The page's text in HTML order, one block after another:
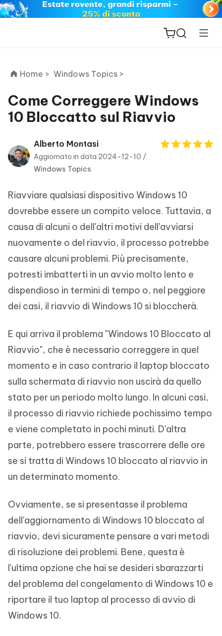
ReiBoot
PDNob
PDF
New
iAnyGo
Home > Windows Topics >
Come Correggere Windows
10 Bloccatto sul Riavvio
Alberto Montasi
Aggiornato in data 2024-12-10 /
Windows Topics
Riavviare qualsiasi dispositivo Windows 10
dovrebbe essere un compito veloce. Tuttavia, a
causa di alcuni o dell'altri motivi dell’avviarsi
nuovamente o del riavvio, il processo potrebbe
causare alcuni problemi. Più precisamente,
potresti imbatterti in un avvio molto lento e
dispendioso in termini di tempo o, nel peggiore
dei casi, il riavvio di Windows 10 si bloccherà.
E qui arriva il problema "Windows 10 Bloccato al
Riavvio", che è necessario correggere in quel
momento e in caso contrario il laptop bloccato
sulla schermata di riavvio non uscirà da quello
stato per un periodo molto lungo. In alcuni casi,
il processo di riavvio richiede pochissimo tempo
e viene completato in pochi minuti. D'altra
parte, potrebbero essere trascorrere delle ore
se si tratta di Windows 10 bloccato al riavvio in
un determinato momento.
Ovviamente, se si presentasse il problema
dell'aggiornamento di Windows 10 bloccato al
riavvio, devi sicuramente pensare a vari metodi
di risoluzione dei problemi. Bene, questa è
l'ultima opzione che hai se desideri sbarazzarti
del problema del congelamento di Windows 10 e
riportare il tuo laptop al processo di avvio di
Windows 10.